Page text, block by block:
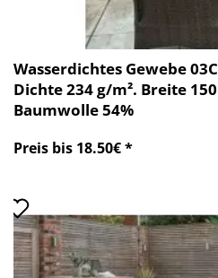
Wasserdichtes Gewebe
Dichte 234 g/m². Breite
Baumwolle 54%
Preis bis 18.50€ *